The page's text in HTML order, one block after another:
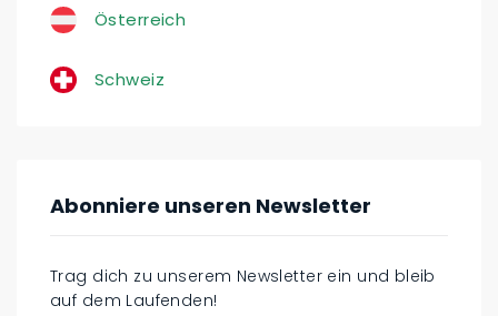
Österreich
Schweiz
Abonniere unseren Newsletter
Trag dich zu unserem Newsletter ein und bleib
auf dem Laufenden!